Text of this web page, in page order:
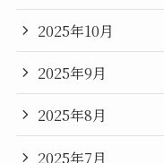
2025年10月
2025年9月
2025年8月
2025年7月